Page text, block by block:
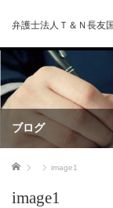
弁護士法人Ｔ＆Ｎ長友
ブログ
ホーム image1
image1